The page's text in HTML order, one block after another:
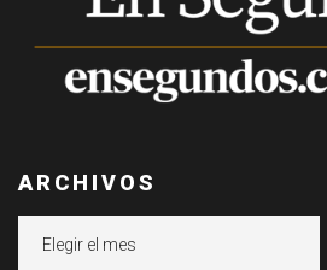
ARCHIVOS